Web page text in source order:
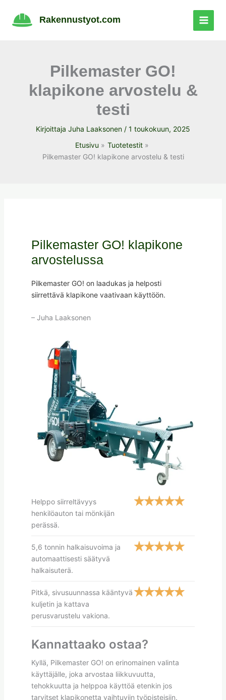
sisältöön
Rakennustyot.com
Pilkemaster GO!
klapikone arvostelu &
testi
Kirjoittaja Juha Laaksonen / 1 toukokuun, 2025
Etusivu
Tuotetestit
Pilkemaster GO! klapikone arvostelu & testi
Pilkemaster GO! klapikone
arvostelussa
Pilkemaster GO! on laadukas ja helposti
siirrettävä klapikone vaativaan käyttöön.
– Juha Laaksonen
Helppo siirreltävyys
henkilöauton tai mönkijän
perässä.
5,6 tonnin halkaisuvoima ja
automaattisesti säätyvä
halkaisuterä.
Pitkä, sivusuunnassa kääntyvä
kuljetin ja kattava
perusvarustelu vakiona.
Kannattaako ostaa?
Kyllä, Pilkemaster GO! on erinomainen valinta
käyttäjälle, joka arvostaa liikkuvuutta,
tehokkuutta ja helppoa käyttöä etenkin jos
tarvitset klapikonetta vaihtuviin työpisteisiin.